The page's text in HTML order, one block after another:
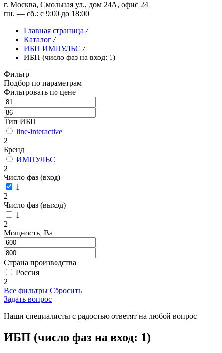
г. Москва, Смольная ул., дом 24А, офис 24
пн. — сб.: с 9:00 до 18:00
Главная страница /
Каталог /
ИБП ИМПУЛЬС /
ИБП (число фаз на вход: 1)
Фильтр
Подбор по параметрам
Фильтровать по цене
Тип ИБП
line-interactive
2
Бренд
ИМПУЛЬС
2
Число фаз (вход)
1
2
Число фаз (выход)
1
2
Мощность, Ва
Страна производства
Россия
2
Все фильтры Сбросить
Задать вопрос
Наши специалисты с радостью ответят на любой вопрос
ИБП (число фаз на вход: 1)